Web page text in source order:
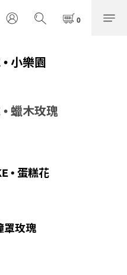
小樂園
蠟木玫瑰
• 蛋糕花
罩玫瑰